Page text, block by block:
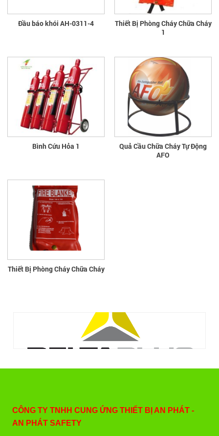
Đầu báo khói AH-0311-4
Thiết Bị Phòng Cháy Chữa Cháy
1
Bình Cứu Hỏa 1
Quả Cầu Chữa Cháy Tự Động
AFO
Thiết Bị Phòng Cháy Chữa Cháy
CÔNG TY TNHH CUNG ỨNG THIẾT BỊ AN PHÁT -
AN PHÁT SAFETY